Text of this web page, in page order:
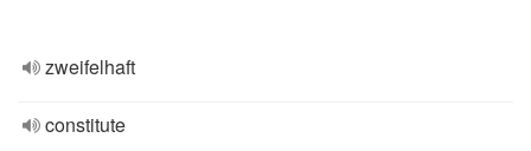
zweifelhaft
constitute